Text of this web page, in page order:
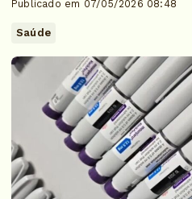
Publicado em 07/05/2026 08:48
Saúde